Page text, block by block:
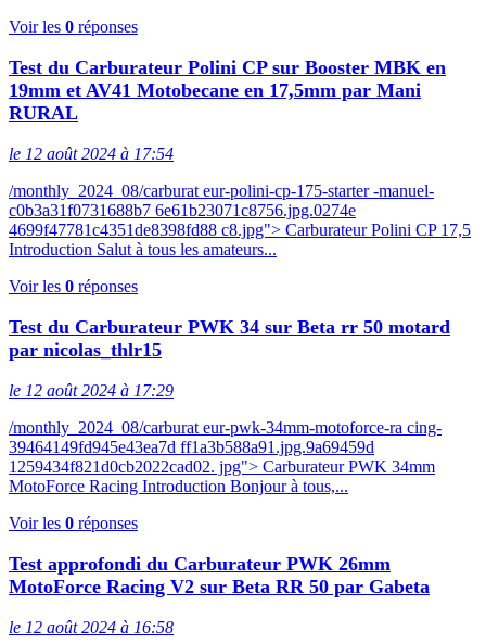
Voir les 0 réponses
Test du Carburateur Polini CP sur Booster MBK en
19mm et AV41 Motobecane en 17,5mm par Mani
RURAL
le 12 août 2024 à 17:54
/monthly_2024_08/carburat eur-polini-cp-175-starter -manuel-
c0b3a31f0731688b7 6e61b23071c8756.jpg.0274e
4699f47781c4351de8398fd88 c8.jpg"> Carburateur Polini CP 17,5
Introduction Salut à tous les amateurs...
Voir les 0 réponses
Test du Carburateur PWK 34 sur Beta rr 50 motard
par nicolas_thlr15
le 12 août 2024 à 17:29
/monthly_2024_08/carburat eur-pwk-34mm-motoforce-ra cing-
39464149fd945e43ea7d ff1a3b588a91.jpg.9a69459d
1259434f821d0cb2022cad02. jpg"> Carburateur PWK 34mm
MotoForce Racing Introduction Bonjour à tous,...
Voir les 0 réponses
Test approfondi du Carburateur PWK 26mm
MotoForce Racing V2 sur Beta RR 50 par Gabeta
le 12 août 2024 à 16:58